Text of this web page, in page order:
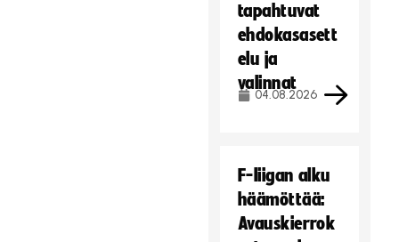
tapahtuvat
ehdokasasett
elu ja
valinnat
04.08.2026
F-liigan alku
häämöttää:
Avauskierrok